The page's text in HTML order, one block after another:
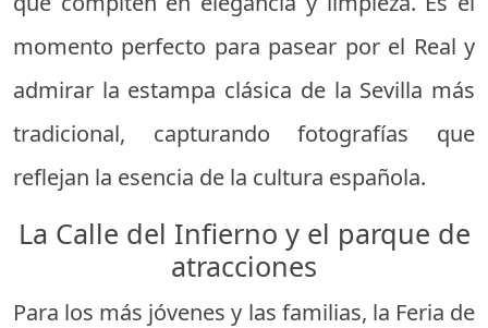
momento perfecto para pasear por el Real y
admirar la estampa clásica de la Sevilla más
tradicional, capturando fotografías que
reflejan la esencia de la cultura española.
La Calle del Infierno y el parque de
atracciones
Para los más jóvenes y las familias, la Feria de